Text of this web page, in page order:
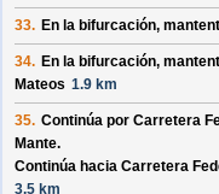
33. En la bifurcación,
34. En la bifurcación,
Mateos 1.9 km
35. Continúa por Carretera
Mante.
Continúa hacia Carretera
3.5 km